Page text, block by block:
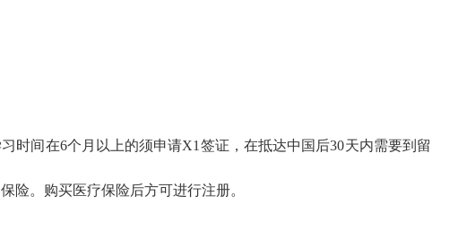
时间在6个月以上的须申请X1签证，在抵达中国后30天内需要到留
险。购买医疗保险后方可进行注册。